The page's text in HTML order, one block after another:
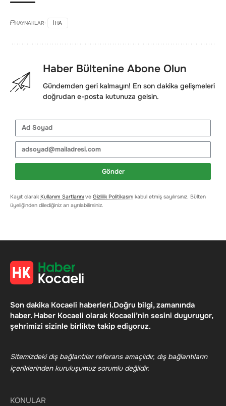
KAYNAKLAR: IHA
Haber Bültenine Abone Olun
Gündemden geri kalmayın! En son dakika gelişmeleri
doğrudan e-posta kutunuza gelsin.
Gönder
Kayıt olarak Kullanım Şartlarını ve Gizlilik Politikasını kabul etmiş sayılırsınız. Bülten
üyeliğinden dilediğiniz an ayrılabilirsiniz.
Son dakika Kocaeli haberleri.Doğru bilgi, zamanında
haber. Haber Kocaeli olarak Kocaeli’nin sesini duyuruyor,
şehrimizi sizinle birlikte takip ediyoruz.
Sitemizdeki dış bağlantılar referans amaçlıdır, dış bağlantıların
içeriklerinden kuruluşumuz sorumlu değildir.
KONULAR